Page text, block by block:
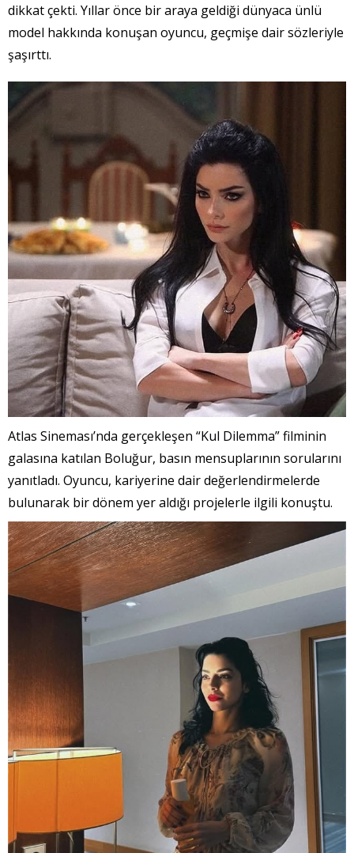
dikkat çekti. Yıllar önce bir araya geldiği dünyaca ünlü
model hakkında konuşan oyuncu, geçmişe dair sözleriyle
şaşırttı.
Atlas Sineması’nda gerçekleşen “Kul Dilemma” filminin
galasına katılan Boluğur, basın mensuplarının sorularını
yanıtladı. Oyuncu, kariyerine dair değerlendirmelerde
bulunarak bir dönem yer aldığı projelerle ilgili konuştu.